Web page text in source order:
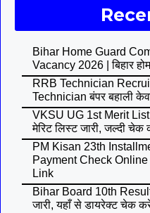
Bihar Home Guard
Vacancy 2026 | बिहार
RRB Technician
Technician बंपर बहाली
VKSU UG 1st Merit
मेरिट लिस्ट जारी, जल्दी चेक
PM Kisan 23th
Payment Check
Link
Bihar Board 10th Result
जारी, यहाँ से डायरेक्ट चेक